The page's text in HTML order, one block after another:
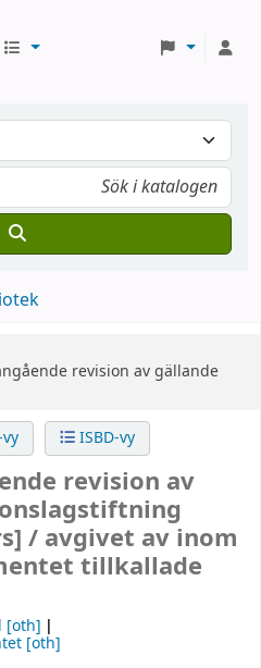
revision av gällande
ISBD-vy
revision av
/ avgivet av inom
tillkallade
[oth]
[oth]